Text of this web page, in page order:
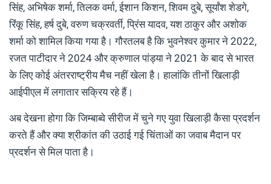
सिंह, अभिषेक शर्मा, तिलक वर्मा, ईशान किशन, शिवम दुबे, सूर्यांश शेडगे,
रिंकू सिंह, हर्ष दुबे, वरुण चक्रवर्ती, प्रिंस यादव, यश ठाकुर और अशोक
शर्मा को शामिल किया गया है। गौरतलब है कि भुवनेश्वर कुमार ने 2022,
रजत पाटीदार ने 2024 और क्रुणाल पांड्या ने 2021 के बाद से भारत
के लिए कोई अंतरराष्ट्रीय मैच नहीं खेला है। हालांकि तीनों खिलाड़ी
आईपीएल में लगातार सक्रिय रहे हैं।
अब देखना होगा कि जिम्बाब्वे सीरीज में चुने गए युवा खिलाड़ी कैसा प्रदर्शन
करते हैं और क्या श्रीकांत की उठाई गई चिंताओं का जवाब मैदान पर
प्रदर्शन से मिल पाता है।